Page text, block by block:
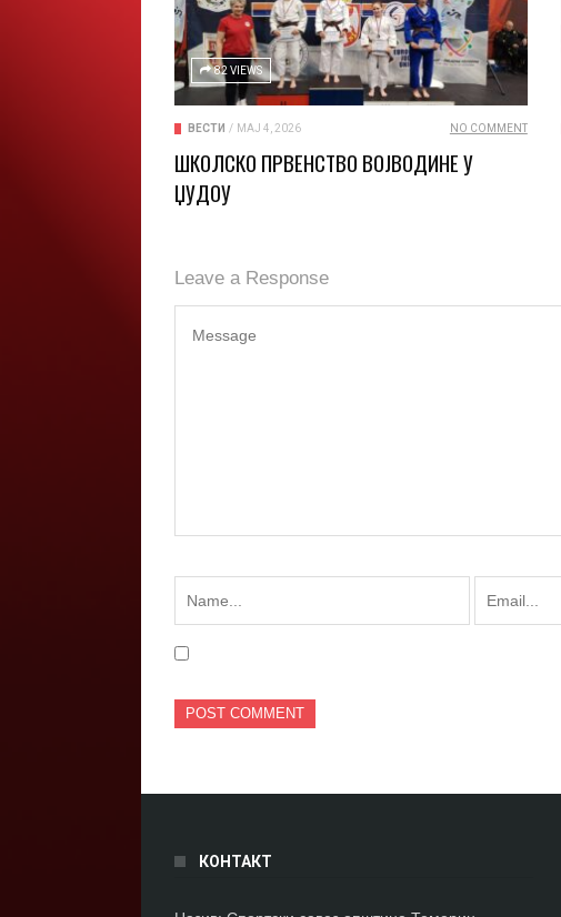
82 VIEWS
ВЕСТИ / МАЈ 4, 2026 NO COMMENT
ШКОЛСКО ПРВЕНСТВО ВОЈВОДИНЕ У
ЏУДОУ
Leave a Response
КОНТАКТ